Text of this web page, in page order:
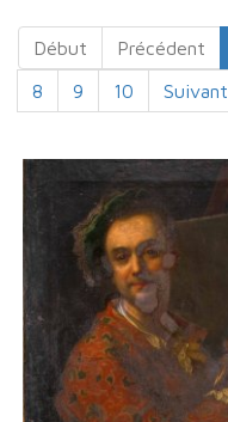
Début Précédent
8
9 10 Suivant